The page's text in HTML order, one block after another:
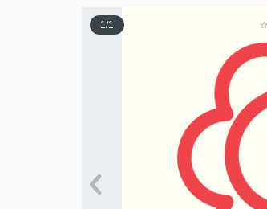
1/1